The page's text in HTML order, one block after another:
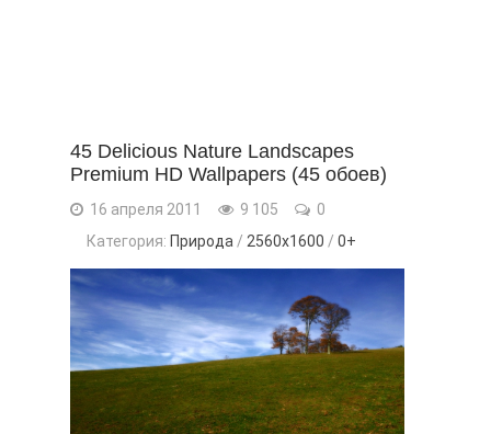
45 Delicious Nature Landscapes
Premium HD Wallpapers (45 обоев)
16 апреля 2011 9 105
0
Категория: Природа / 2560x1600 / 0+